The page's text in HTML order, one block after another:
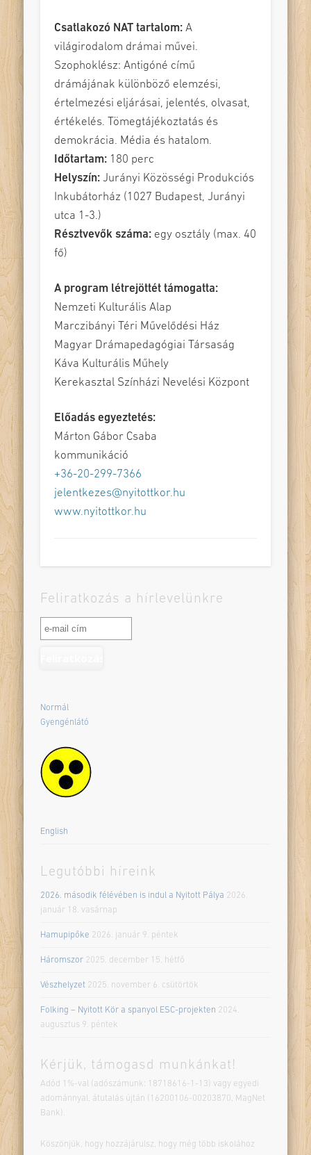
Csatlakozó NAT tartalom:A
világirodalom drámai művei.
Szophoklész: Antigóné című
drámájának különböző elemzési,
értelmezési eljárásai, jelentés, olvasat,
értékelés. Tömegtájékoztatás és
demokrácia. Média és hatalom.
Időtartam: 180 perc
Helyszín: Jurányi Közösségi Produkciós
Inkubátorház (1027 Budapest, Jurányi
utca 1-3.)
Résztvevők száma: egy osztály (max. 40
fő)
A program létrejöttét támogatta:
Nemzeti Kulturális Alap
Marczibányi Téri Művelődési Ház
Magyar Drámapedagógiai Társaság
Káva Kulturális Műhely
Kerekasztal Színházi Nevelési Központ
Előadás egyeztetés:
Márton Gábor Csaba
kommunikáció
+36-20-299-7366
jelentkezes@nyitottkor.hu
www.nyitottkor.hu
Feliratkozás a hírlevelünkre
Normál
Gyengénlátó
English
Legutóbbi híreink
2026. második félévében is indul a Nyitott Pálya 2026.
január 18. vasárnap
Hamupipőke 2026. január 9. péntek
Háromszor 2025. december 15. hétfő
Vészhelyzet 2025. november 6. csütörtök
Folking – Nyitott Kör a spanyol ESC-projekten 2024.
augusztus 9. péntek
Kérjük, támogasd munkánkat!
Adód 1%-val (adószámunk: 18718616-1-13) vagy egyedi
adománnyal, átutalás újtán (16200106-00203870, MagNet
Bank).
Köszönjük, hogy hozzájárulsz, hogy még több iskolához